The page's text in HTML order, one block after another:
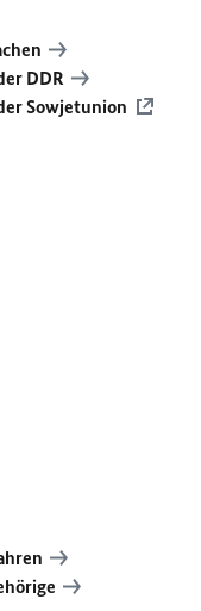
DDR
Sowjetunion